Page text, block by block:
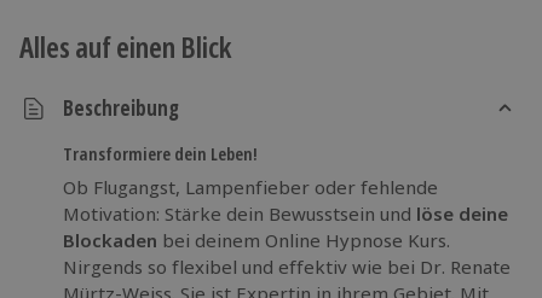
Alles auf einen Blick
Beschreibung
Transformiere dein Leben!
Ob Flugangst, Lampenfieber oder fehlende
Motivation: Stärke dein Bewusstsein und löse deine
Blockaden bei deinem Online Hypnose Kurs.
Nirgends so flexibel und effektiv wie bei Dr. Renate
Mürtz-Weiss. Sie ist Expertin in ihrem Gebiet. Mit